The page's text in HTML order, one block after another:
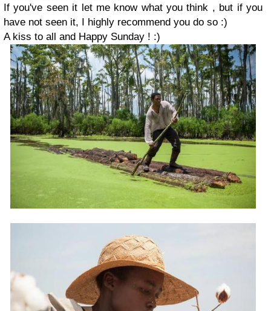
If you've seen it let me know what you think , but if you
have not seen it, I highly recommend you do so :)
A kiss to all and Happy Sunday ! :)